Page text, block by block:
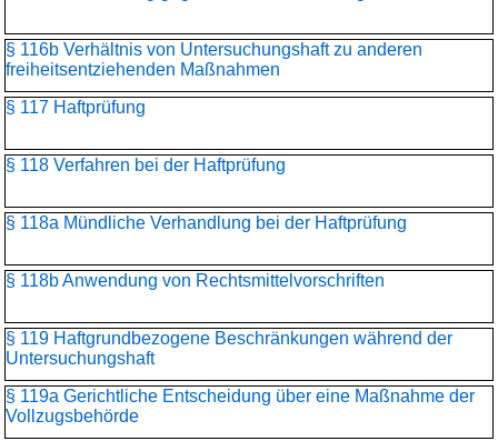
§ 116b Verhältnis von Untersuchungshaft zu anderen
freiheitsentziehenden Maßnahmen
§ 117 Haftprüfung
§ 118 Verfahren bei der Haftprüfung
§ 118a Mündliche Verhandlung bei der Haftprüfung
§ 118b Anwendung von Rechtsmittelvorschriften
§ 119 Haftgrundbezogene Beschränkungen während der
Untersuchungshaft
§ 119a Gerichtliche Entscheidung über eine Maßnahme der
Vollzugsbehörde